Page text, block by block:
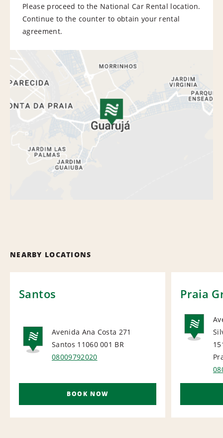
Please proceed to the National Car Rental location.
Continue to the counter to obtain your rental
agreement.
NEARBY LOCATIONS
Santos
NATIONAL
Avenida Ana Costa 271
Santos 11060 001 BR
08009792020
BOOK NOW
Praia